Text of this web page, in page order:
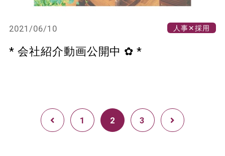
2021/06/10 人事✕採用
* 会社紹介動画公開中 ✿ *
1 2 3